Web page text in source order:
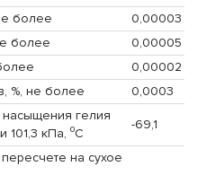
более
0,00003
более
0,00005
0,00002
%, не более
0,0003
насыщения гелия
кПа, ⁰C
-69,1
на сухое